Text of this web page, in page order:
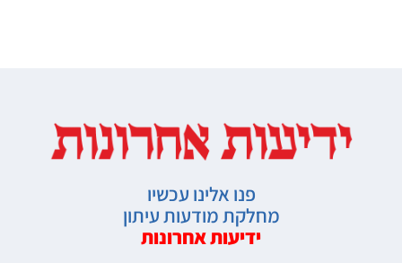
פנו אלינו עכשיו
מחלקת מודעות עיתון
ידיעות אחרונות